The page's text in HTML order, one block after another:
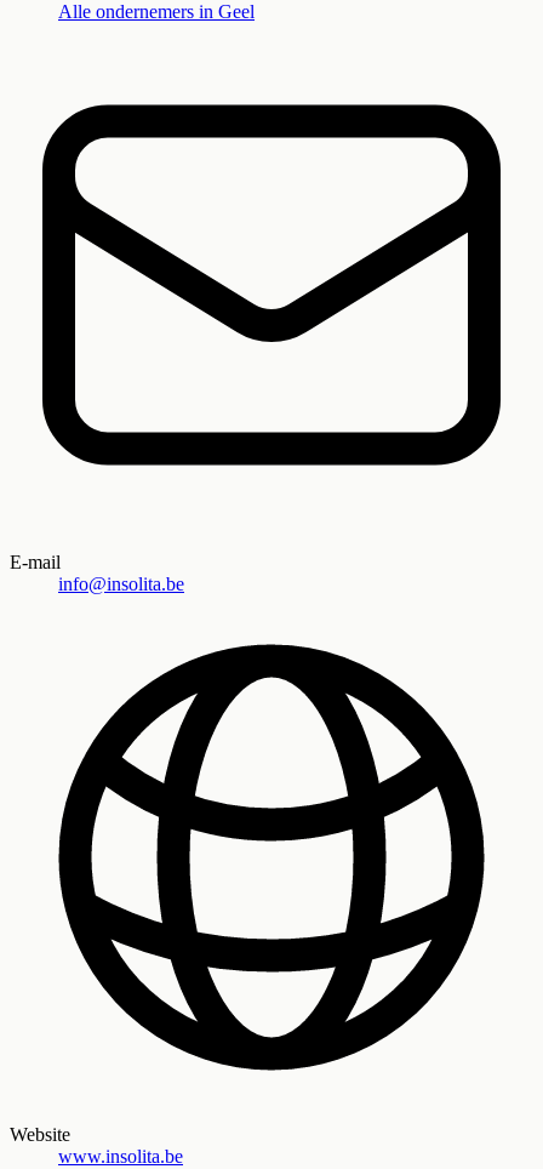
Alle ondernemers in Geel
E-mail
info@insolita.be
Website
www.insolita.be